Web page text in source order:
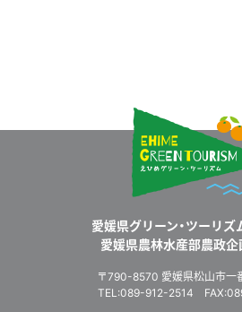
愛媛県グリーン・ツーリズ
愛媛県農林水産部農政
〒790-8570 愛媛県松山市一
TEL:089-912-2514